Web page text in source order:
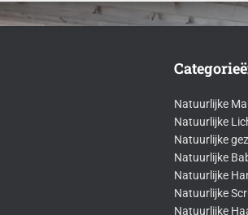
Natuurlijke
Natuurlijke
Natuurlijke
Natuurlijke
Natuurlijke
Natuurlijke
Natuurlijke